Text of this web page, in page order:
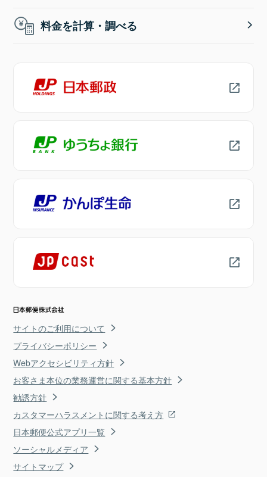
料金を計算・調べる
サイトのご利用について
プライバシーポリシー
Webアクセシビリティ方針
お客さま本位の業務運営に関する基本方針
勧誘方針
カスタマーハラスメントに関する考え方
日本郵便公式アプリ一覧
ソーシャルメディア
サイトマップ